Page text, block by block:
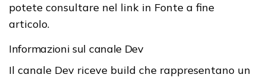
potete consultare nel link in Fonte a fine
articolo.
Informazioni sul canale Dev
Il canale Dev riceve build che rappresentano un